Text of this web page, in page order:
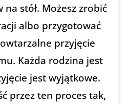
stół. Możesz zrobić
albo przygotować
przyjęcie
Każda rodzina jest
jest wyjątkowe.
przez ten proces tak,